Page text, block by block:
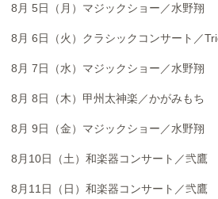
8月 5日（月）マジックショー／水野翔
8月 6日（火）クラシックコンサート／
8月 7日（水）マジックショー／水野翔
8月 8日（木）甲州太神楽／かがみもち
8月 9日（金）マジックショー／水野翔
8月10日（土）和楽器コンサート／弐鷹
8月11日（日）和楽器コンサート／弐鷹